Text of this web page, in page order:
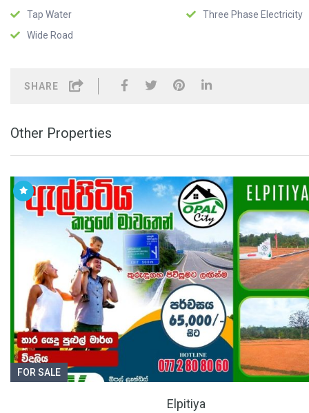
Tap Water
Three Phase Electricity
Wide Road
SHARE
Other Properties
FOR SALE
Elpitiya